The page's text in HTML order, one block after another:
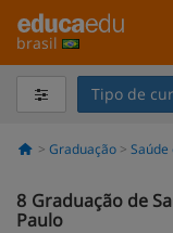
brasil
Tipo de
Graduação Saúde
8 Graduação de
Paulo